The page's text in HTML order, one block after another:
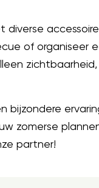
of organiseer
zomerse
partner!